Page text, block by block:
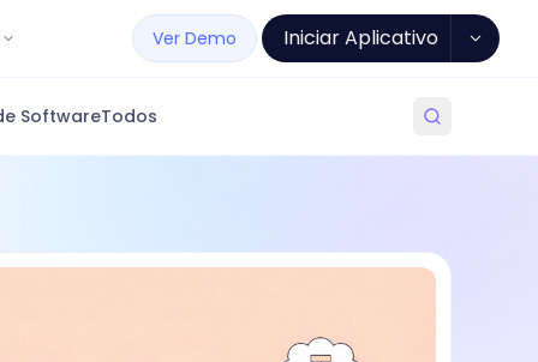
Ver Demo Iniciar Aplicativo
SoftwareTodos